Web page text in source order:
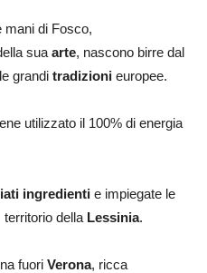
mani di Fosco,
sua arte, nascono birre dal
grandi tradizioni europee.
utilizzato il 100% di energia
ingredienti e impiegate le
della Lessinia.
fuori Verona, ricca